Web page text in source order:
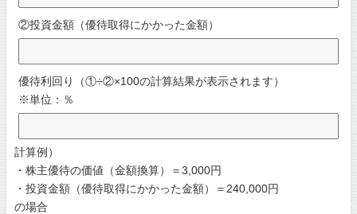
②投資金額（優待取得にかかった金額）
優待利回り（①÷②×100の計算結果が表示されます）
※単位：％
計算例）
・株主優待の価値（金額換算）＝3,000円
・投資金額（優待取得にかかった金額）＝240,000円
の場合